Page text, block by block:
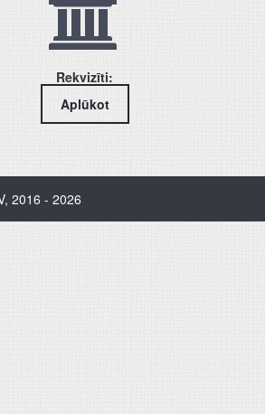
Rekvizīti:
Aplūkot
2016 - 2026